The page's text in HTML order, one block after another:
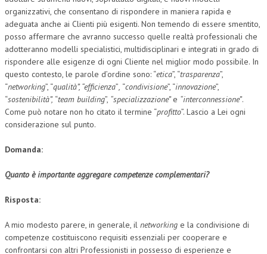
organizzativi, che consentano di rispondere in maniera rapida e
adeguata anche ai Clienti più esigenti. Non temendo di essere smentito,
posso affermare che avranno successo quelle realtà professionali che
adotteranno modelli specialistici, multidisciplinari e integrati in grado di
rispondere alle esigenze di ogni Cliente nel miglior modo possibile. In
questo contesto, le parole d’ordine sono: “etica”, “trasparenza”,
“networking”, “qualità”, “efficienza”, “condivisione”, “innovazione”,
“sostenibilità”, “team building”, “specializzazione”e “interconnessione”.
Come può notare non ho citato il termine “profitto”. Lascio a Lei ogni
considerazione sul punto.
Domanda:
Quanto è importante aggregare competenze complementari?
Risposta:
A mio modesto parere, in generale, il networking e la condivisione di
competenze costituiscono requisiti essenziali per cooperare e
confrontarsi con altri Professionisti in possesso di esperienze e